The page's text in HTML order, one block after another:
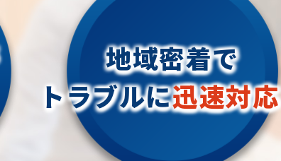
地域密着で
トラブルに迅速対応